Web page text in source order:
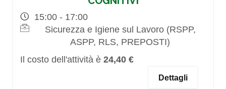
15:00 - 17:00
Sicurezza e Igiene sul Lavoro (RSPP,
ASPP, RLS, PREPOSTI)
Il costo dell'attività è 24,40 €
Dettagli